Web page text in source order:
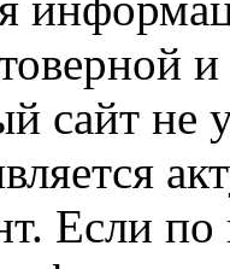
сайт не
Если